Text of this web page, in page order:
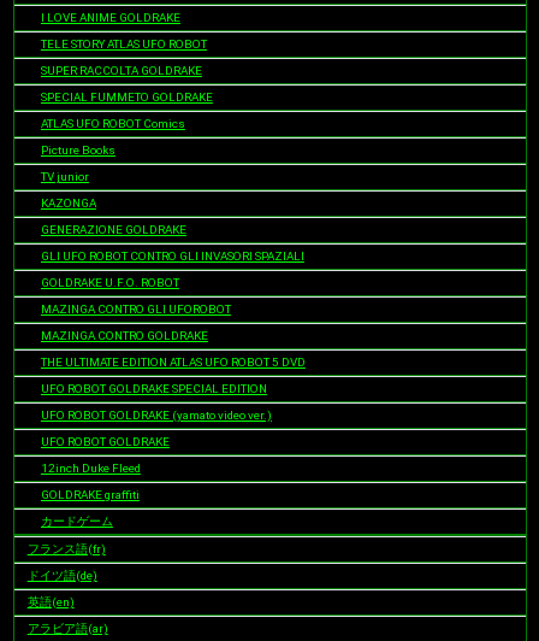
I LOVE ANIME GOLDRAKE
TELE STORY ATLAS UFO ROBOT
SUPER RACCOLTA GOLDRAKE
SPECIAL FUMMETO GOLDRAKE
ATLAS UFO ROBOT Comics
Picture Books
TV junior
KAZONGA
GENERAZIONE GOLDRAKE
GLI UFO ROBOT CONTRO GLI INVASORI SPAZIALI
GOLDRAKE U.F.O. ROBOT
MAZINGA CONTRO GLI UFOROBOT
MAZINGA CONTRO GOLDRAKE
THE ULTIMATE EDITION ATLAS UFO ROBOT 5 DVD
UFO ROBOT GOLDRAKE SPECIAL EDITION
UFO ROBOT GOLDRAKE (yamato video ver.)
UFO ROBOT GOLDRAKE
12inch Duke Fleed
GOLDRAKE graffiti
カードゲーム
フランス語(fr)
ドイツ語(de)
英語(en)
アラビア語(ar)